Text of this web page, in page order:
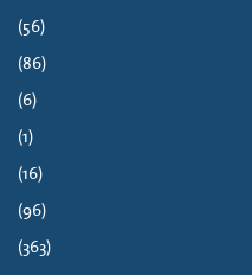
(56)
(86)
(6)
(1)
(16)
(96)
(363)